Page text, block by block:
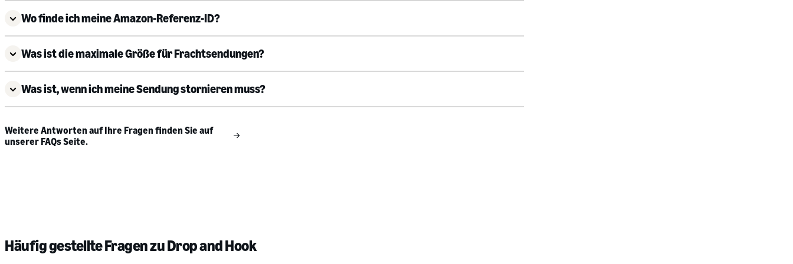
Wo finde ich meine Amazon-Referenz-ID?
Was ist die maximale Größe für Frachtsendungen?
Was ist, wenn ich meine Sendung stornieren muss?
Weitere Antworten auf Ihre Fragen finden Sie auf
unserer FAQs Seite.
Häufig gestellte Fragen zu Drop and Hook